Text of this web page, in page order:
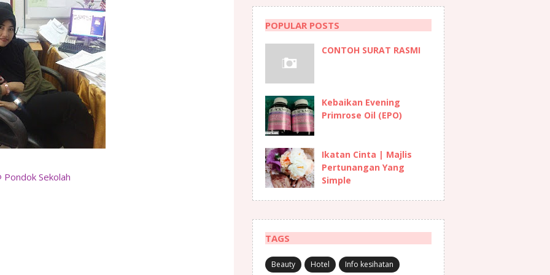
Pondok Sekolah
POPULAR POSTS
CONTOH SURAT RASMI
Kebaikan Evening
Primrose Oil (EPO)
Ikatan Cinta | Majlis
Pertunangan Yang
Simple
TAGS
Beauty Hotel Info kesihatan